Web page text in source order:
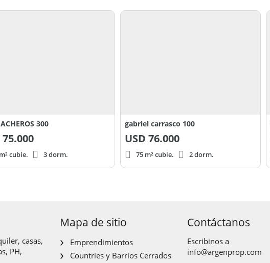
300
75.000
cubie. 3 dorm.
gabriel carrasco 100
USD 76.000
75 m² cubie. 2 dorm.
casas,
PH,
Mapa de sitio
Emprendimientos
Countries y Barrios Cerrados
Contáctanos
Escribinos a
info@argenprop.com